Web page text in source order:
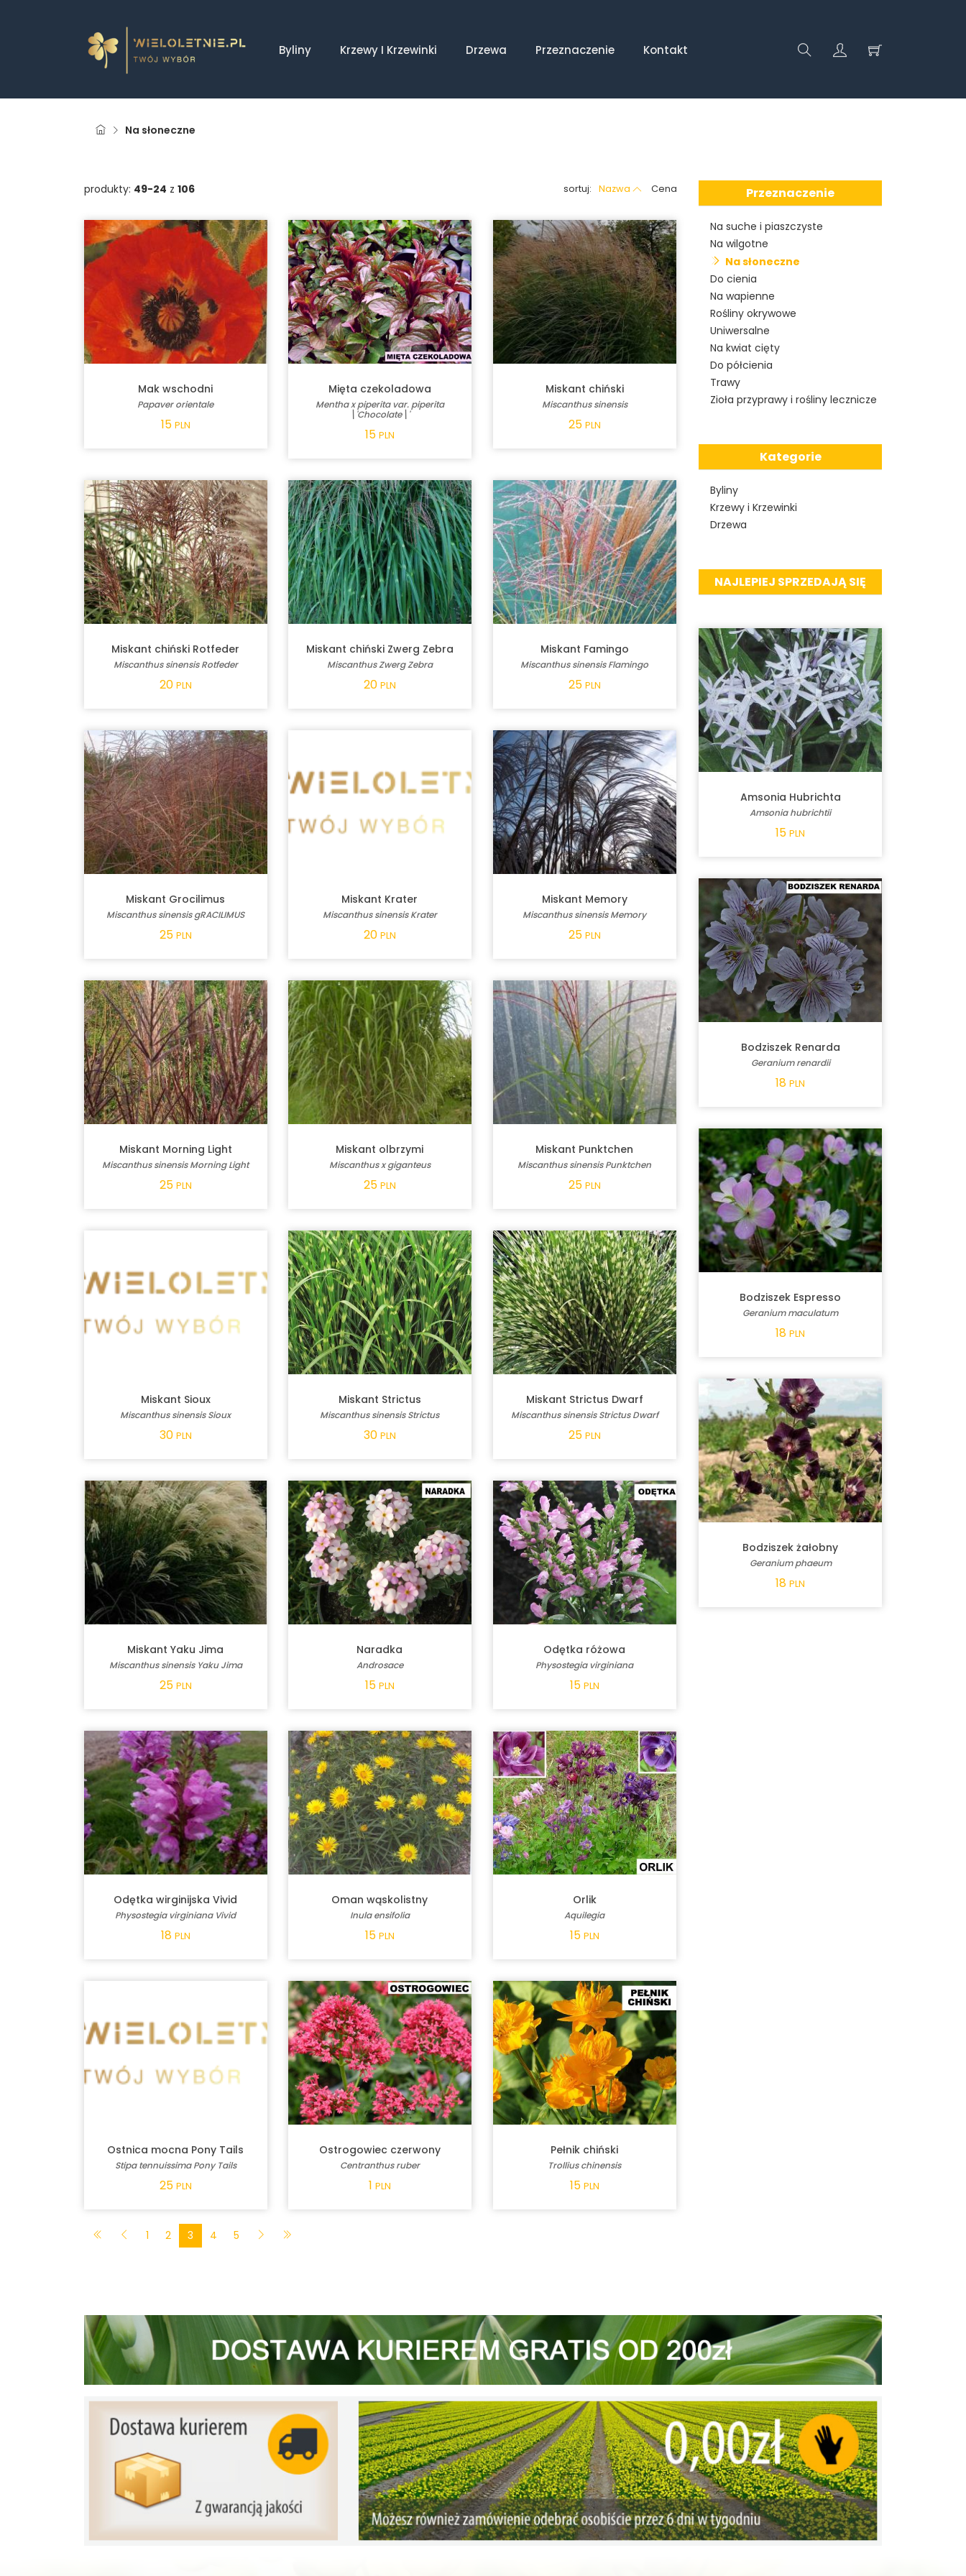
Byliny Krzewy I Krzewinki Drzewa Przeznaczenie Kontakt
Na słoneczne
produkty: 49-24 z 106 sortuj: Nazwa Cena
Mak wschodni
Papaver orientale
15 PLN
Mięta czekoladowa
Mentha x piperita var. piperita
\'Chocolate\'
15 PLN
Miskant chiński
Miscanthus sinensis
25 PLN
Miskant chiński Rotfeder
Miscanthus sinensis Rotfeder
20 PLN
Miskant chiński Zwerg Zebra
Miscanthus Zwerg Zebra
20 PLN
Miskant Famingo
Miscanthus sinensis Flamingo
25 PLN
Miskant Grocilimus
Miscanthus sinensis gRACILIMUS
25 PLN
Miskant Krater
Miscanthus sinensis Krater
20 PLN
Miskant Memory
Miscanthus sinensis Memory
25 PLN
Miskant Morning Light
Miscanthus sinensis Morning Light
25 PLN
Miskant olbrzymi
Miscanthus x giganteus
25 PLN
Miskant Punktchen
Miscanthus sinensis Punktchen
25 PLN
Miskant Sioux
Miscanthus sinensis Sioux
30 PLN
Miskant Strictus
Miscanthus sinensis Strictus
30 PLN
Miskant Strictus Dwarf
Miscanthus sinensis Strictus Dwarf
25 PLN
Miskant Yaku Jima
Miscanthus sinensis Yaku Jima
25 PLN
Naradka
Androsace
15 PLN
Odętka różowa
Physostegia virginiana
15 PLN
Odętka wirginijska Vivid
Physostegia virginiana Vivid
18 PLN
Oman wąskolistny
Inula ensifolia
15 PLN
Orlik
Aquilegia
15 PLN
Ostnica mocna Pony Tails
Stipa tennuissima Pony Tails
25 PLN
Ostrogowiec czerwony
Centranthus ruber
1 PLN
Pełnik chiński
Trollius chinensis
15 PLN
1 2 3 4 5
Przeznaczenie
Na suche i piaszczyste
Na wilgotne
Na słoneczne
Do cienia
Na wapienne
Rośliny okrywowe
Uniwersalne
Na kwiat cięty
Do półcienia
Trawy
Zioła przyprawy i rośliny lecznicze
Kategorie
Byliny
Krzewy i Krzewinki
Drzewa
NAJLEPIEJ SPRZEDAJĄ SIĘ
Amsonia Hubrichta
Amsonia hubrichtii
15 PLN
Bodziszek Renarda
Geranium renardii
18 PLN
Bodziszek Espresso
Geranium maculatum
18 PLN
Bodziszek żałobny
Geranium phaeum
18 PLN